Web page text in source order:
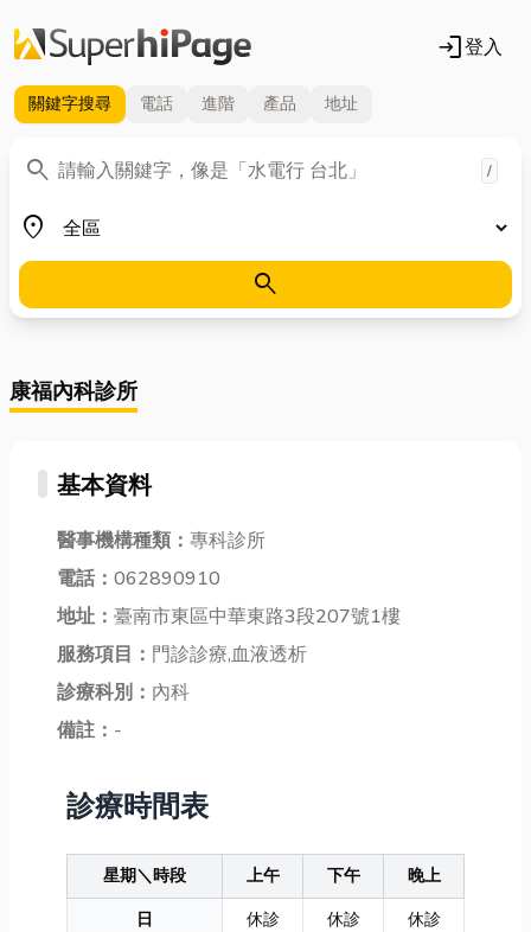
login登入
關鍵字搜尋 電話 進階 產品 地址
search
關鍵字 /
place
地區
search
康福內科診所
基本資料
醫事機構種類： 專科診所
電話： 062890910
地址： 臺南市東區中華東路3段207號1樓
服務項目： 門診診療,血液透析
診療科別： 內科
備註： -
診療時間表
星期＼時段 上午 下午
晚上
日
休診 休診
休診